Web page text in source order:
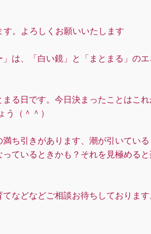
。よろしくお願いいたします
は、「白い鏡」と「まとまる」の
る日です。今日決まったことはこ
う（＾＾）
ち引きがあります、潮が引いてい
ているときかも？それを見極める
どなどご相談お待ちしております